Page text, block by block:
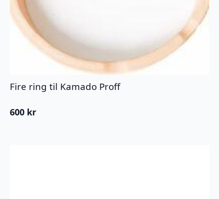
Fire ring til Kamado Proff
600 kr